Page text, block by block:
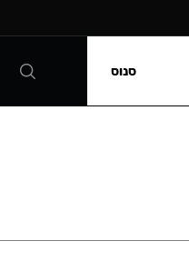
סנוס